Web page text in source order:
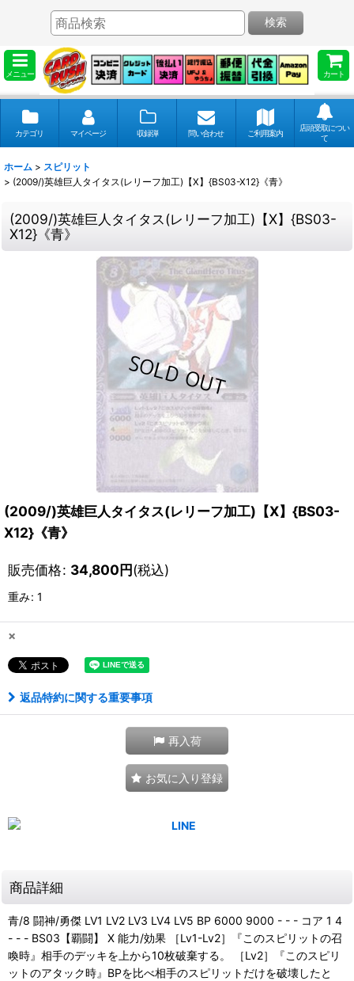
メニュー カート
検索
カテゴリ マイページ 収録弾 問い合わせ ご利用案内
店頭受取につい
て
ホーム > スピリット
> (2009/)英雄巨人タイタス(レリーフ加工)【X】{BS03-X12}《青》
(2009/)英雄巨人タイタス(レリーフ加工)【X】{BS03-
X12}《青》
(2009/)英雄巨人タイタス(レリーフ加工)【X】{BS03-
X12}《青》
販売価格: 34,800円(税込)
重み: 1
×
返品特約に関する重要事項
再入荷
お気に入り登録
商品詳細
青/8 闘神/勇傑 LV1 LV2 LV3 LV4 LV5 BP 6000 9000 - - - コア 1 4
- - - BS03【覇闘】 X 能力/効果 ［Lv1-Lv2］『このスピリットの召
喚時』相手のデッキを上から10枚破棄する。 ［Lv2］『このスピリ
ットのアタック時』BPを比べ相手のスピリットだけを破壊したと